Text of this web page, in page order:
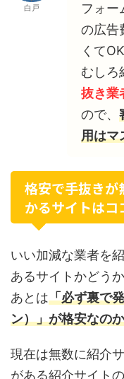
白戸
フォー
の広告
くてOK
むしろ
抜き業
ので、
用はマ
格安で手抜きが
かるサイトはコ
いい加減な業者を
あるサイトかどうか
あとは「必ず裏で
ン）」が格安なのか
現在は無数に紹介
がある紹介サイト